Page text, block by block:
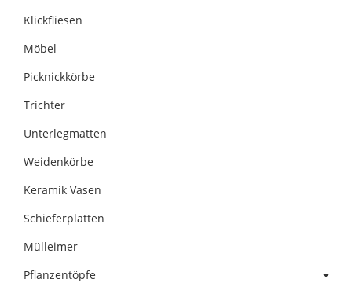
Klickfliesen
Möbel
Picknickkörbe
Trichter
Unterlegmatten
Weidenkörbe
Keramik Vasen
Schieferplatten
Mülleimer
Pflanzentöpfe